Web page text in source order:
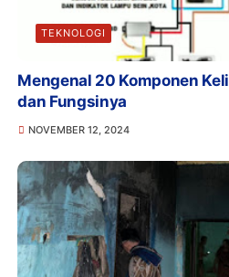
TEKNOLOGI
Mengenal 20 Komponen
dan Fungsinya
NOVEMBER 12, 2024